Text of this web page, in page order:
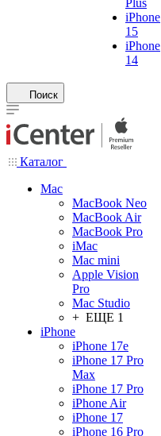
Plus
iPhone
15
iPhone
14
Поиск
Каталог
Mac
MacBook Neo
MacBook Air
MacBook Pro
iMac
Mac mini
Apple Vision
Pro
Mac Studio
+ ЕЩЕ 1
iPhone
iPhone 17e
iPhone 17 Pro
Max
iPhone 17 Pro
iPhone Air
iPhone 17
iPhone 16 Pro